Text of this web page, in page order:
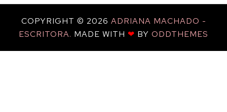
COPYRIGHT © 2026 ADRIANA MACHADO -
ESCRITORA. MADE WITH ❤ BY ODDTHEMES